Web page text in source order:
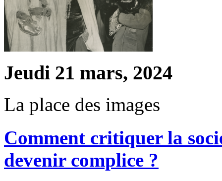
Jeudi 21 mars, 2024
La place des images
Comment critiquer la
devenir complice ?